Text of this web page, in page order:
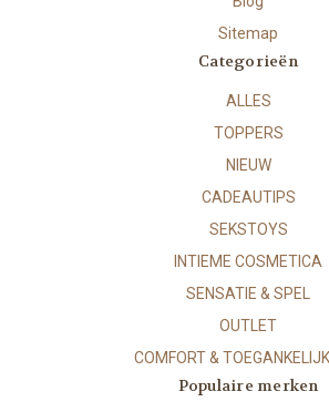
Sitemap
Categorieën
ALLES
TOPPERS
NIEUW
CADEAUTIPS
SEKSTOYS
INTIEME COSMETICA
SENSATIE & SPEL
OUTLET
COMFORT &
Populaire merken